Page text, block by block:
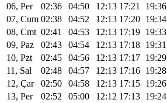
06, Per
02:36 04:50 12:13 17:21 19:36
07, Cum 02:38 04:52 12:13 17:20 19:34
08, Cmt 02:41 04:53 12:13 17:19 19:33
09, Paz
02:43 04:54 12:13 17:18 19:31
10, Pzt
02:45 04:56 12:13 17:17 19:29
11, Sal
02:48 04:57 12:13 17:16 19:28
12, Çar
02:50 04:58 12:13 17:15 19:26
13, Per
02:52 05:00 12:12 17:13 19:24